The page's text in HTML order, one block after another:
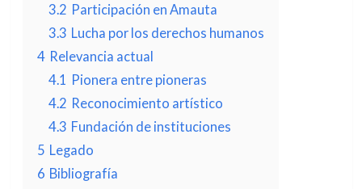
3.2 Participación en Amauta
3.3 Lucha por los derechos humanos
4 Relevancia actual
4.1 Pionera entre pioneras
4.2 Reconocimiento artístico
4.3 Fundación de instituciones
5 Legado
6 Bibliografía